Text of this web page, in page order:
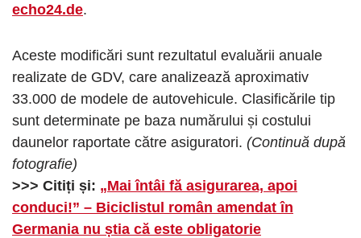
echo24.de.
Aceste modificări sunt rezultatul evaluării anuale
realizate de GDV, care analizează aproximativ
33.000 de modele de autovehicule. Clasificările tip
sunt determinate pe baza numărului și costului
daunelor raportate către asiguratori. (Continuă după
fotografie)
>>> Citiți și: „Mai întâi fă asigurarea, apoi
conduci!” – Biciclistul român amendat în
Germania nu știa că este obligatorie